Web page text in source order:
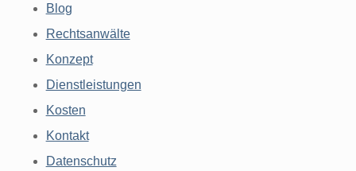
Blog
Rechtsanwälte
Konzept
Dienstleistungen
Kosten
Kontakt
Datenschutz